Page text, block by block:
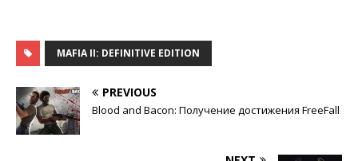
MAFIA II: DEFINITIVE EDITION
PREVIOUS
Blood and Bacon: Получение достижения FreeFall